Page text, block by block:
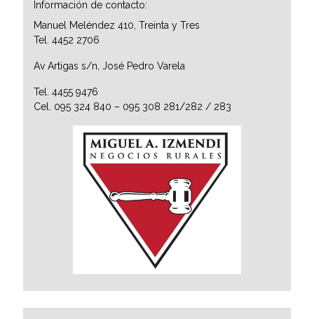
Información de contacto:
Manuel Meléndez 410, Treinta y Tres
Tel. 4452 2706
Av Artigas s/n, José Pedro Varela
Tel. 4455 9476
Cel. 095 324 840 – 095 308 281/282 / 283